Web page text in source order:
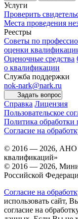
Услуги
Проверить
Места проведения
Реестры
Советы по
оценки
Оценочные средства
о квалификации
Служба поддержки
nok-nark@nark.ru
Задать вопрос
Справка Лицензия
Пользовательское
Политика
Согласие на
© 2016 — 2026, АНО
квалификаций»
© 2016 — 2026,
Российской
Согласие на
использовать
согласие на